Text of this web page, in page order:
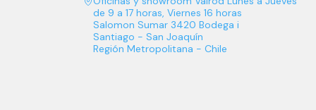
de 9 a 17 horas, Viernes 16 horas
Salomon Sumar 3420 Bodega i
Santiago - San Joaquín
Región Metropolitana - Chile